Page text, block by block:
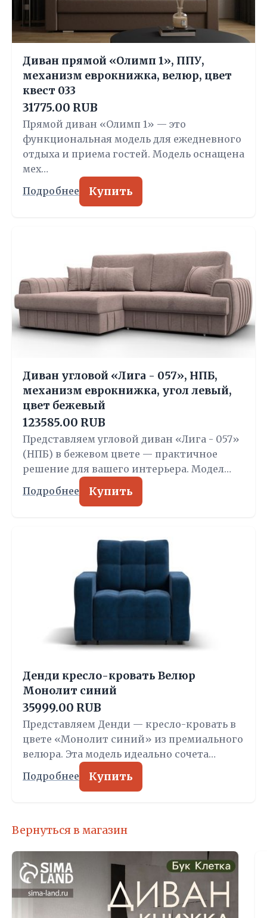
Диван прямой «Олимп 1», ППУ,
механизм еврокнижка, велюр, цвет
квест 033
31775.00 RUB
Прямой диван «Олимп 1» — это
функциональная модель для ежедневного
отдыха и приема гостей. Модель оснащена
мех…
Подробнее Купить
Диван угловой «Лига - 057», НПБ,
механизм еврокнижка, угол левый,
цвет бежевый
123585.00 RUB
Представляем угловой диван «Лига - 057»
(НПБ) в бежевом цвете — практичное
решение для вашего интерьера. Модел…
Подробнее Купить
Денди кресло-кровать Велюр
Монолит синий
35999.00 RUB
Представляем Денди — кресло-кровать в
цвете «Монолит синий» из премиального
велюра. Эта модель идеально сочета…
Подробнее Купить
Вернуться в магазин